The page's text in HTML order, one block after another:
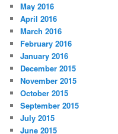
May 2016
April 2016
March 2016
February 2016
January 2016
December 2015
November 2015
October 2015
September 2015
July 2015
June 2015